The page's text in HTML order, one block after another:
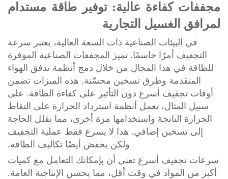
عالية: توفير طاقة مستدام
التجارية
الصناعية ذات السعة العالية، يعتبر سرعة
أمرًا حاسمًا. تميز المجففات الصناعية الموفرة
هذا المجال من خلال دمج أنظمة تدفق الهواء
وطرق تسخين محسّنة. هذه الميزات تضمن
أسرع دون التأثير على كفاءة الطاقة. على
تعمل أنظمة استرداد الحرارة على التقاط
واستخدامها مرة أخرى، مما يقلل الحاجة
إضافي. هذا لا يسرع فقط عملية التجفيف
ولكن يخفض أيضًا تكاليف الطاقة.
أسرع تعني أن بإمكانك التعامل مع كميات
في وقت أقل، مما يحسن الإنتاجية العامة.